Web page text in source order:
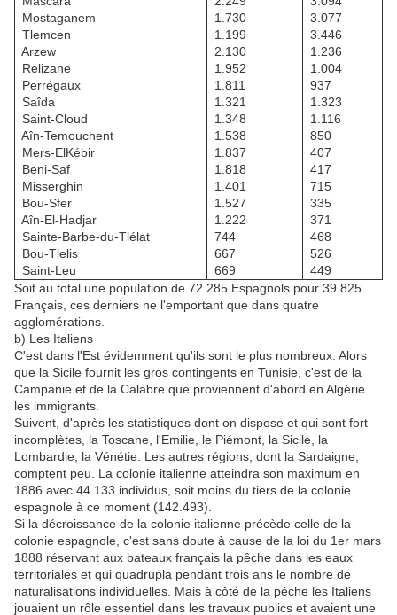
Mostaganem
Tlemcen
Arzew
Relizane
Perrégaux
Saîda
Saint-Cloud
Aîn-Temouchent
Mers-ElKébir
Beni-Saf
Misserghin
Bou-Sfer
Aîn-El-Hadjar
Sainte-Barbe-du-Tlélat
Bou-Tlelis
Saint-Leu
1.730
1.199
2.130
1.952
1.811
1.321
1.348
1.538
1.837
1.818
1.401
1.527
1.222
744
667
669
3.077
3.446
1.236
1.004
937
1.323
1.116
850
407
417
715
335
371
468
526
449
Soit au total une population de 72.285 Espagnols pour 39.825
Français, ces derniers ne l'emportant que dans quatre
agglomérations.
b) Les Italiens
C'est dans l'Est évidemment qu'ils sont le plus nombreux. Alors
que la Sicile fournit les gros contingents en Tunisie, c'est de la
Campanie et de la Calabre que proviennent d'abord en Algérie
les immigrants.
Suivent, d'après les statistiques dont on dispose et qui sont fort
incomplètes, la Toscane, l'Emilie, le Piémont, la Sicile, la
Lombardie, la Vénétie. Les autres régions, dont la Sardaigne,
comptent peu. La colonie italienne atteindra son maximum en
1886 avec 44.133 individus, soit moins du tiers de la colonie
espagnole à ce moment (142.493).
Si la décroissance de la colonie italienne précède celle de la
colonie espagnole, c'est sans doute à cause de la loi du 1er mars
1888 réservant aux bateaux français la pêche dans les eaux
territoriales et qui quadrupla pendant trois ans le nombre de
naturalisations individuelles. Mais à côté de la pêche les Italiens
jouaient un rôle essentiel dans les travaux publics et avaient une